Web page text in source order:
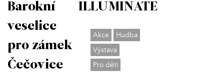
Barokní
veselice
pro zámek
Čečovice
ILLUMINATE
Akce
Hudba
Výstava
Pro děti